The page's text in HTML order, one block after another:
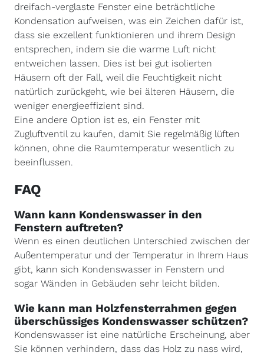
dreifach-verglaste Fenster eine beträchtliche
Kondensation aufweisen, was ein Zeichen dafür ist,
dass sie exzellent funktionieren und ihrem Design
entsprechen, indem sie die warme Luft nicht
entweichen lassen. Dies ist bei gut isolierten
Häusern oft der Fall, weil die Feuchtigkeit nicht
natürlich zurückgeht, wie bei älteren Häusern, die
weniger energieeffizient sind.
Eine andere Option ist es, ein Fenster mit
Zugluftventil zu kaufen, damit Sie regelmäßig lüften
können, ohne die Raumtemperatur wesentlich zu
beeinflussen.
FAQ
Wann kann Kondenswasser in den
Fenstern auftreten?
Wenn es einen deutlichen Unterschied zwischen der
Außentemperatur und der Temperatur in Ihrem Haus
gibt, kann sich Kondenswasser in Fenstern und
sogar Wänden in Gebäuden sehr leicht bilden.
Wie kann man Holzfensterrahmen gegen
überschüssiges Kondenswasser schützen?
Kondenswasser ist eine natürliche Erscheinung, aber
Sie können verhindern, dass das Holz zu nass wird,